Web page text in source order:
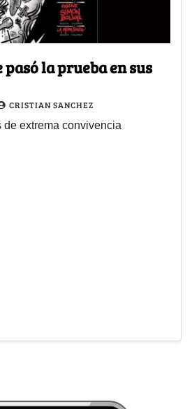
la prueba en sus
CRISTIAN SANCHEZ
de extrema convivencia